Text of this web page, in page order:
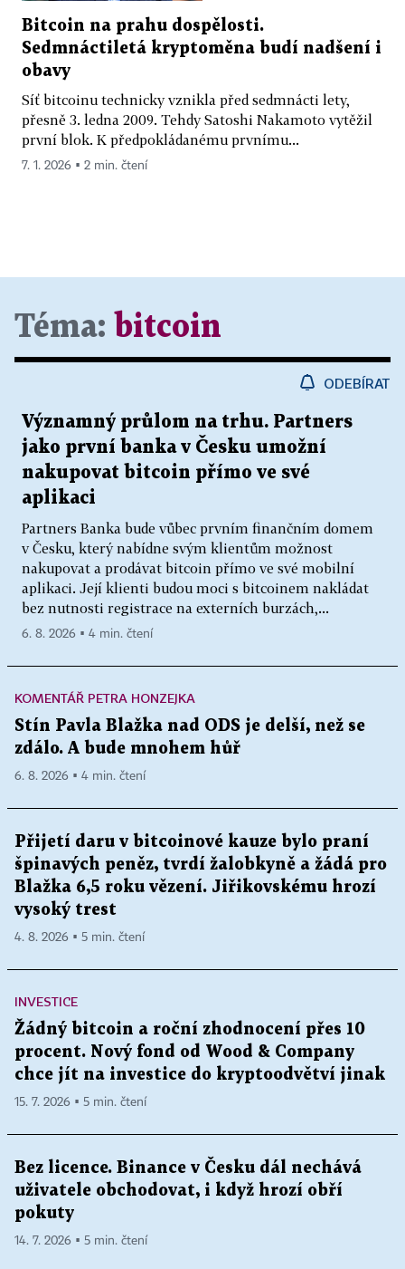
Bitcoin na prahu dospělosti.
Sedmnáctiletá kryptoměna budí nadšení i
obavy
Síť bitcoinu technicky vznikla před sedmnácti lety,
přesně 3. ledna 2009. Tehdy Satoshi Nakamoto vytěžil
první blok. K předpokládanému prvnímu...
7. 1. 2026 ▪ 2 min. čtení
Téma: bitcoin
ODEBÍRAT
Významný průlom na trhu. Partners
jako první banka v Česku umožní
nakupovat bitcoin přímo ve své
aplikaci
Partners Banka bude vůbec prvním finančním domem
v Česku, který nabídne svým klientům možnost
nakupovat a prodávat bitcoin přímo ve své mobilní
aplikaci. Její klienti budou moci s bitcoinem nakládat
bez nutnosti registrace na externích burzách,...
6. 8. 2026 ▪ 4 min. čtení
KOMENTÁŘ PETRA HONZEJKA
Stín Pavla Blažka nad ODS je delší, než se
zdálo. A bude mnohem hůř
6. 8. 2026 ▪ 4 min. čtení
Přijetí daru v bitcoinové kauze bylo praní
špinavých peněz, tvrdí žalobkyně a žádá pro
Blažka 6,5 roku vězení. Jiřikovskému hrozí
vysoký trest
4. 8. 2026 ▪ 5 min. čtení
INVESTICE
Žádný bitcoin a roční zhodnocení přes 10
procent. Nový fond od Wood & Company
chce jít na investice do kryptoodvětví jinak
15. 7. 2026 ▪ 5 min. čtení
Bez licence. Binance v Česku dál nechává
uživatele obchodovat, i když hrozí obří
pokuty
14. 7. 2026 ▪ 5 min. čtení